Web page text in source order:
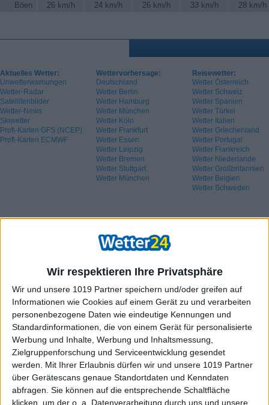
Wir respektieren Ihre Privatsphäre
Wir und unsere 1019 Partner speichern und/oder greifen auf
Informationen wie Cookies auf einem Gerät zu und verarbeiten
personenbezogene Daten wie eindeutige Kennungen und
Standardinformationen, die von einem Gerät für personalisierte
Werbung und Inhalte, Werbung und Inhaltsmessung,
Zielgruppenforschung und Serviceentwicklung gesendet
werden.
Mit Ihrer Erlaubnis dürfen wir und unsere 1019 Partner
über Gerätescans genaue Standortdaten und Kenndaten
abfragen. Sie können auf die entsprechende Schaltfläche
klicken, um der o. a. Datenverarbeitung durch uns und unsere
Böen
26 km/h 24 km/h 26 km/h 33 km/h 28 km/h
Aktuelles Wetter:
Unwetterwarnungen
Wetter-Radar
Satellitenbilder
Wetter-News
Skiwetter
Profi-Karten GFS (NCEP)
Profi-Karten ECMWF
Wettervorhersage:
Deutschland
Wetter Berlin
Wetter Hamburg
Wetter München
Wetter Köln
Wetter Frankfurt
Wetter Essen
Wetter Leipzig
Wetter Bremen
Wetter Stuttgart
Wetter München
Reisewetter:
Wetter Österreich
Wetter Schweiz
Wetter Spanien
Wetter Türkei
Wetter Italien
Wetter Griechenland
Wetter Portugal
Wetter Frankreich
Wetter Niederlande
Wetter Großbritannien
Wetter Belgien
Wetter Schweden